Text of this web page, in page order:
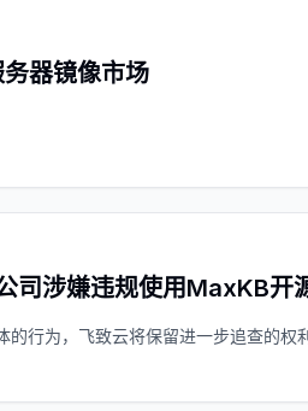
器镜像市场
司涉嫌违规使用MaxKB开
行为，飞致云将保留进一步追查的权利